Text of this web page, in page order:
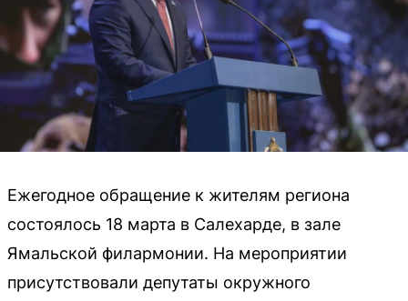
Ежегодное обращение к жителям региона
состоялось 18 марта в Салехарде, в зале
Ямальской филармонии. На мероприятии
присутствовали депутаты окружного